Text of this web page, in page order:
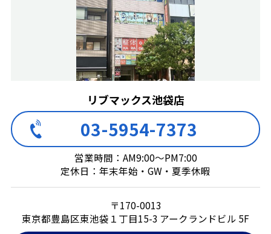
リブマックス池袋店
03-5954-7373
営業時間：AM9:00～PM7:00
定休日：年末年始・GW・夏季休暇
〒170-0013
東京都豊島区東池袋１丁目15-3 アークランドビル 5F